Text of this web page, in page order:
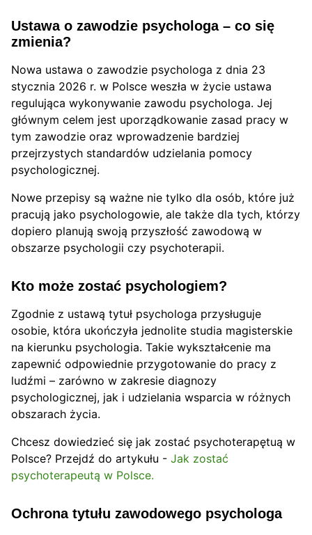
Ustawa o zawodzie psychologa – co się
zmienia?
Nowa ustawa o zawodzie psychologa z dnia 23
stycznia 2026 r. w Polsce weszła w życie ustawa
regulująca wykonywanie zawodu psychologa. Jej
głównym celem jest uporządkowanie zasad pracy w
tym zawodzie oraz wprowadzenie bardziej
przejrzystych standardów udzielania pomocy
psychologicznej.
Nowe przepisy są ważne nie tylko dla osób, które już
pracują jako psychologowie, ale także dla tych, którzy
dopiero planują swoją przyszłość zawodową w
obszarze psychologii czy psychoterapii.
Kto może zostać psychologiem?
Zgodnie z ustawą tytuł psychologa przysługuje
osobie, która ukończyła jednolite studia magisterskie
na kierunku psychologia. Takie wykształcenie ma
zapewnić odpowiednie przygotowanie do pracy z
ludźmi – zarówno w zakresie diagnozy
psychologicznej, jak i udzielania wsparcia w różnych
obszarach życia.
Chcesz dowiedzieć się jak zostać psychoterapętuą w
Polsce? Przejdź do artykułu - Jak zostać
psychoterapeutą w Polsce.
Ochrona tytułu zawodowego psychologa